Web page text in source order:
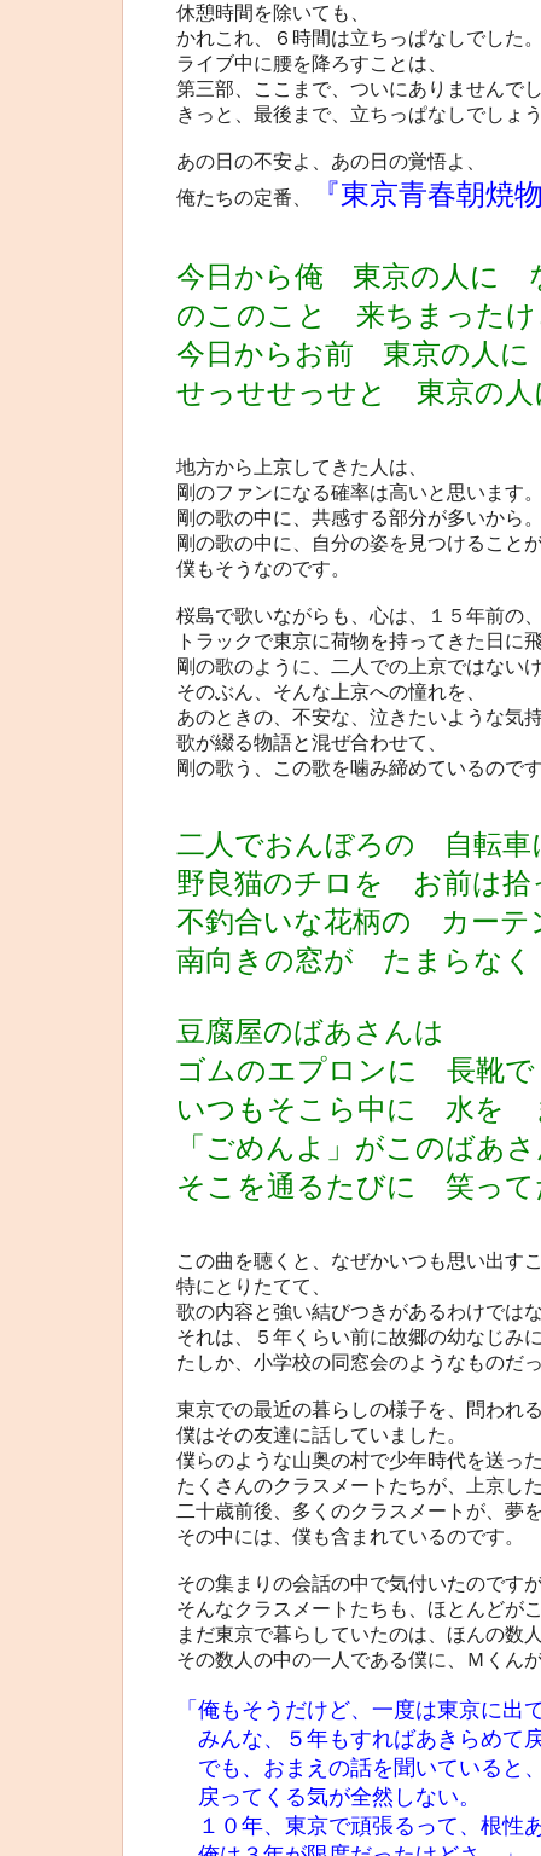
休憩時間を除いても、
かれこれ、６時間は立ちっぱなしでした
ライブ中に腰を降ろすことは、
第三部、ここまで、ついにありませんで
きっと、最後まで、立ちっぱなしでしょ
あの日の不安よ、あの日の覚悟よ、
俺たちの定番、
『東京青春朝焼
今日から俺 東京の人に
のこのこと 来ちまったけ
今日からお前 東京の人
せっせせっせと 東京の
地方から上京してきた人は、
剛のファンになる確率は高いと思います
剛の歌の中に、共感する部分が多いから
剛の歌の中に、自分の姿を見つけること
僕もそうなのです。
桜島で歌いながらも、心は、１５年前の
トラックで東京に荷物を持ってきた日に
剛の歌のように、二人での上京ではない
そのぶん、そんな上京への憧れを、
あのときの、不安な、泣きたいような気
歌が綴る物語と混ぜ合わせて、
剛の歌う、この歌を噛み締めているので
二人でおんぼろの 自転車
野良猫のチロを お前は拾
不釣合いな花柄の カー
南向きの窓が たまらな
豆腐屋のばあさんは
ゴムのエプロンに 長靴で
いつもそこら中に 水を
「ごめんよ」がこのばあ
そこを通るたびに 笑って
この曲を聴くと、なぜかいつも思い出す
特にとりたてて、
歌の内容と強い結びつきがあるわけでは
それは、５年くらい前に故郷の幼なじみ
たしか、小学校の同窓会のようなものだ
東京での最近の暮らしの様子を、問われ
僕はその友達に話していました。
僕らのような山奥の村で少年時代を送っ
たくさんのクラスメートたちが、上京し
二十歳前後、多くのクラスメートが、夢
その中には、僕も含まれているのです。
その集まりの会話の中で気付いたのです
そんなクラスメートたちも、ほとんどが
まだ東京で暮らしていたのは、ほんの数
その数人の中の一人である僕に、Ｍくん
「俺もそうだけど、一度は東京に出
みんな、５年もすればあきらめて
でも、おまえの話を聞いていると
戻ってくる気が全然しない。
１０年、東京で頑張るって、根性